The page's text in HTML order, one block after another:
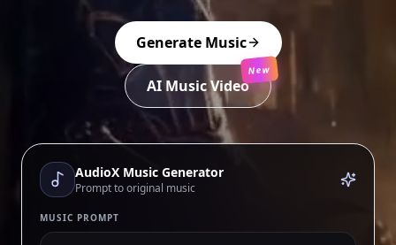
Generate Music
AI Music Video
New
AudioX Music Generator
Prompt to original music
MUSIC PROMPT